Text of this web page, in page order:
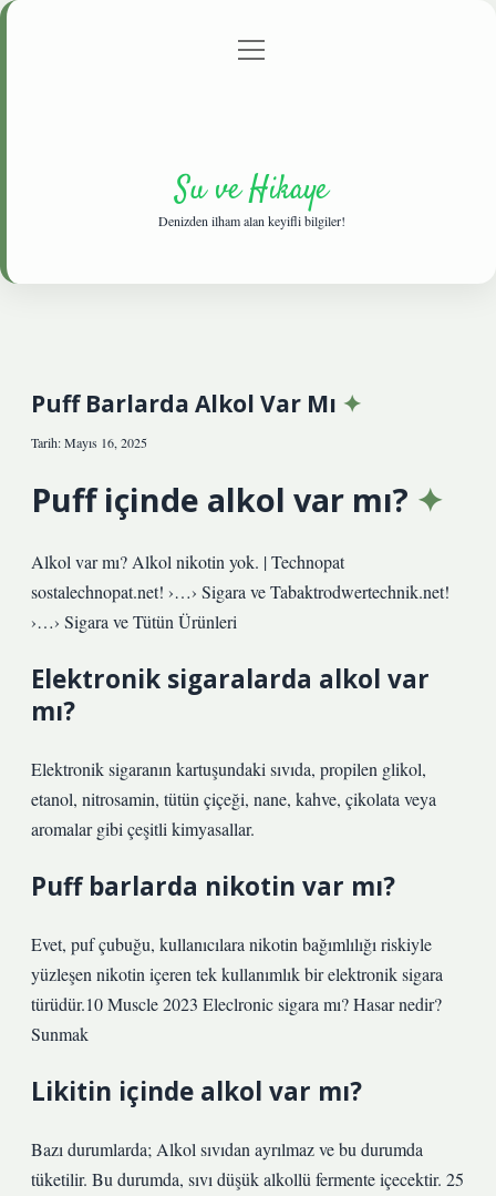
Gizlilik Politikası
menüyü
Su ve Hikaye
Denizden ilham alan keyifli bilgiler!
Puff Barlarda Alkol Var Mı
Tarih: Mayıs 16, 2025
Puff içinde alkol var mı?
Alkol var mı? Alkol nikotin yok. | Technopat
sostalechnopat.net! ›…› Sigara ve Tabaktrodwertechnik.net!
›…› Sigara ve Tütün Ürünleri
Elektronik sigaralarda alkol var
mı?
Elektronik sigaranın kartuşundaki sıvıda, propilen glikol,
etanol, nitrosamin, tütün çiçeği, nane, kahve, çikolata veya
aromalar gibi çeşitli kimyasallar.
Puff barlarda nikotin var mı?
Evet, puf çubuğu, kullanıcılara nikotin bağımlılığı riskiyle
yüzleşen nikotin içeren tek kullanımlık bir elektronik sigara
türüdür.10 Muscle 2023 Eleclronic sigara mı? Hasar nedir?
Sunmak
Likitin içinde alkol var mı?
Bazı durumlarda; Alkol sıvıdan ayrılmaz ve bu durumda
tüketilir. Bu durumda, sıvı düşük alkollü fermente içecektir. 25